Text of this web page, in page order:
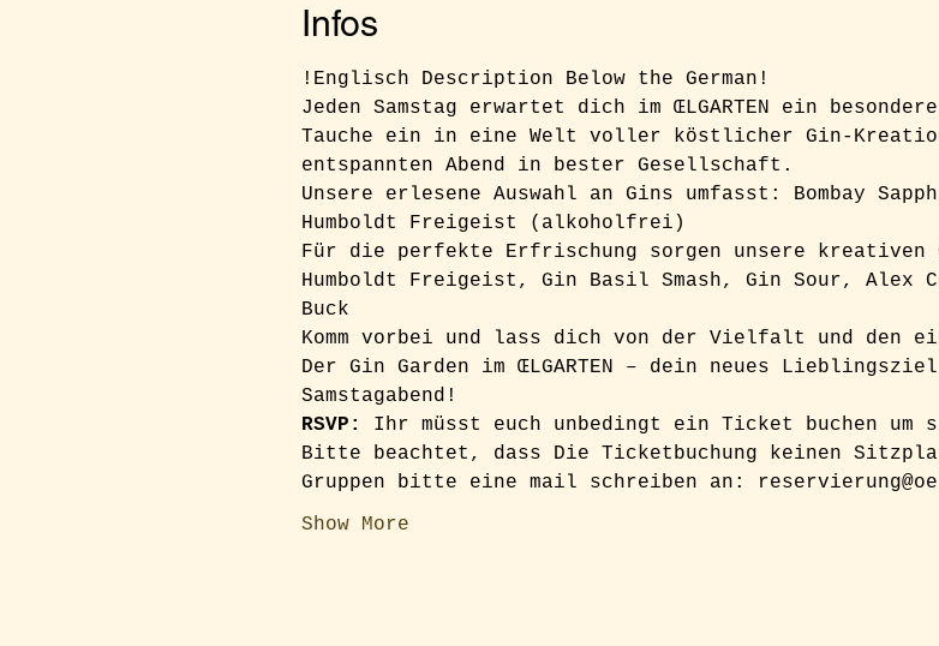
Infos
!Englisch Description Below the German!
Jeden Samstag erwartet dich im ŒLGARTEN ein
Tauche ein in eine Welt voller köstlicher Gin-
entspannten Abend in bester Gesellschaft.
Unsere erlesene Auswahl an Gins umfasst: Bombay
Humboldt Freigeist (alkoholfrei)
Für die perfekte Erfrischung sorgen unsere
Humboldt Freigeist, Gin Basil Smash, Gin Sour,
Buck
Komm vorbei und lass dich von der Vielfalt und den
Der Gin Garden im ŒLGARTEN – dein neues
Samstagabend!
RSVP: Ihr müsst euch unbedingt ein Ticket buchen um
Bitte beachtet, dass Die Ticketbuchung keinen
Gruppen bitte eine mail schreiben an:
Show More